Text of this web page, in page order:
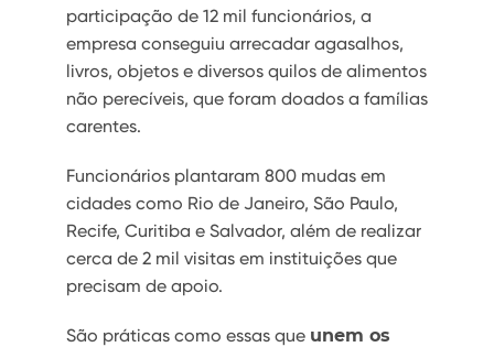
participação de 12 mil funcionários, a
empresa conseguiu arrecadar agasalhos,
livros, objetos e diversos quilos de alimentos
não perecíveis, que foram doados a famílias
carentes.
Funcionários plantaram 800 mudas em
cidades como Rio de Janeiro, São Paulo,
Recife, Curitiba e Salvador, além de realizar
cerca de 2 mil visitas em instituições que
precisam de apoio.
São práticas como essas que unem os